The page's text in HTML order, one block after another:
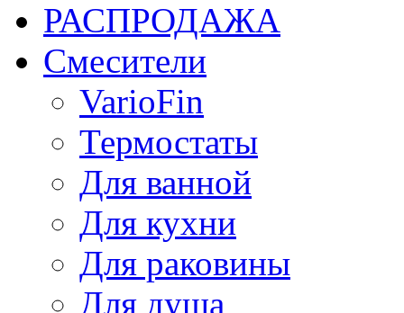
РАСПРОДАЖА
Смесители
VarioFin
Термостаты
Для ванной
Для кухни
Для раковины
Для душа